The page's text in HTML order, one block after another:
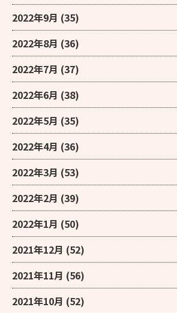
2022年9月 (35)
2022年8月 (36)
2022年7月 (37)
2022年6月 (38)
2022年5月 (35)
2022年4月 (36)
2022年3月 (53)
2022年2月 (39)
2022年1月 (50)
2021年12月 (52)
2021年11月 (56)
2021年10月 (52)